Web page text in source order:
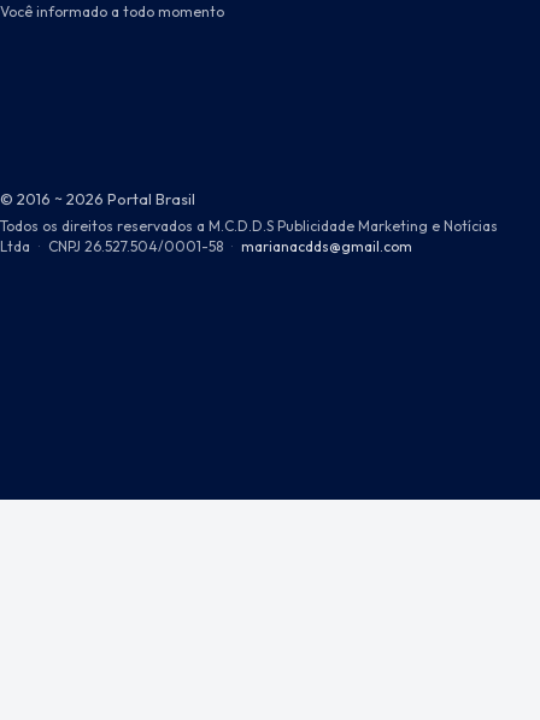
Você informado a todo momento
© 2016 ~ 2026 Portal Brasil
Todos os direitos reservados a M.C.D.D.S Publicidade Marketing e Notícias
Ltda · CNPJ 26.527.504/0001-58 · marianacdds@gmail.com